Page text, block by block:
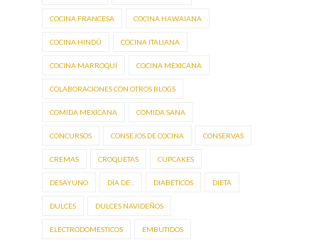
COCINA FRANCESA COCINA HAWAIANA
COCINA HINDÚ COCINA ITALIANA
COCINA MARROQUÍ COCINA MEXICANA
COLABORACIONES CON OTROS BLOGS
COMIDA MEXICANA COMIDA SANA
CONCURSOS CONSEJOS DE COCINA CONSERVAS
CREMAS CROQUETAS CUPCAKES
DESAYUNO DÍA DE... DIABÉTICOS DIETA
DULCES DULCES NAVIDEÑOS
ELECTRODOMÉSTICOS EMBUTIDOS